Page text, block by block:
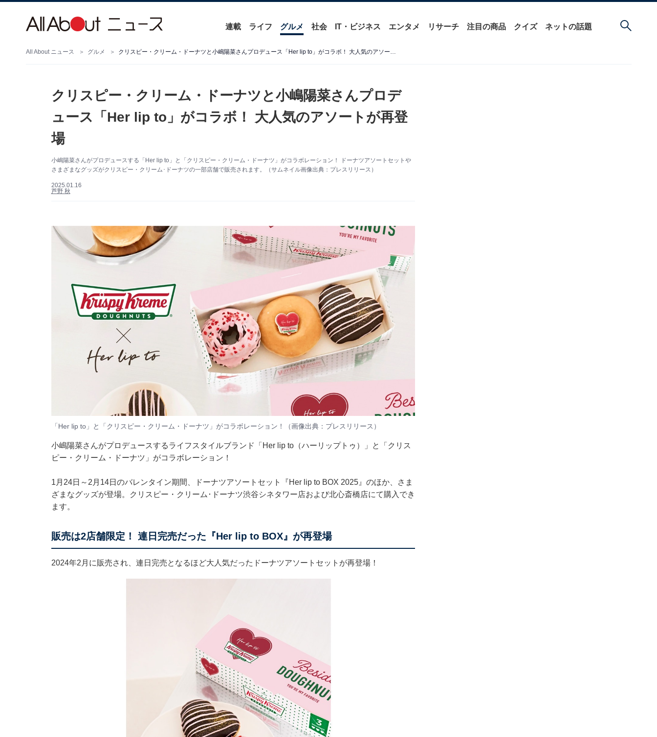
連載 ライフ グルメ 社会 IT・ビジネス エンタメ リサーチ 注目の商品 クイズ ネットの話題
All About ニュース グルメ クリスピー・クリーム・ドーナツと小嶋陽菜さんプロデュース「Her lip to」がコラボ！ 大人気のアソートが再登場
クリスピー・クリーム・ドーナツと小嶋陽菜さんプロデ
ュース「Her lip to」がコラボ！ 大人気のアソートが再登
場
小嶋陽菜さんがプロデュースする「Her lip to」と「クリスピー・クリーム・ドーナツ」がコラボレーション！ ドーナツアソートセットや
さまざまなグッズがクリスピー・クリーム･ドーナツの一部店舗で販売されます。（サムネイル画像出典：プレスリリース）
2025.01.16
芦野 秋
「Her lip to」と「クリスピー・クリーム・ドーナツ」がコラボレーション！（画像出典：プレスリリース）
小嶋陽菜さんがプロデュースするライフスタイルブランド「Her lip to（ハーリップトゥ）」と「クリス
ピー・クリーム・ドーナツ」がコラボレーション！
1月24日～2月14日のバレンタイン期間、ドーナツアソートセット『Her lip to BOX 2025』のほか、さま
ざまなグッズが登場。クリスピー・クリーム･ドーナツ渋谷シネタワー店および北心斎橋店にて購入でき
ます。
販売は2店舗限定！ 連日完売だった『Her lip to BOX』が再登場
2024年2月に販売され、連日完売となるほど大人気だったドーナツアソートセットが再登場！